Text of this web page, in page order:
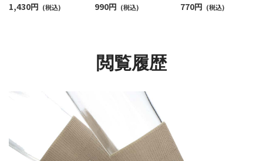
クス クルー丈 カジュア
1,430円 (税込)
ュアルソックス メンズ
990円 (税込)
ベーシックチェックリ
770円 (税込)
閲覧履歴